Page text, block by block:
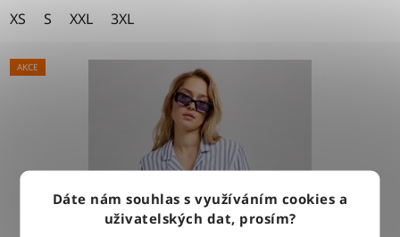
Dáte nám souhlas s využíváním cookies a
uživatelských dat, prosím?
XS S XXL 3XL
AKCE